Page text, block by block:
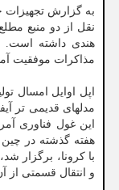
به گزارش تجهیزات
نقل از دو منبع
هندی داشته است.
مذاکرات موفقیت
مدلهای قدیمی تر
این غول فناوری
هفته گذشته در
با کرونا، برگزار
و انتقال قسمتی از